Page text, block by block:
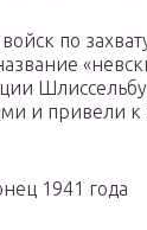
по
и привели к
1941 года